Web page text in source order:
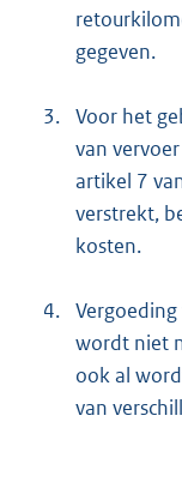
gegeven.
3. Voor het
van
artikel 7
verstrekt,
kosten.
4.
wordt niet
ook al
van